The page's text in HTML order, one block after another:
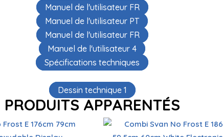
Manuel de l'utilisateur FR
Manuel de l'utilisateur PT
Manuel de l'utilisateur FR
Manuel de l'utilisateur 4
Spécifications techniques
Dessin technique 1
PRODUITS APPARENTÉS